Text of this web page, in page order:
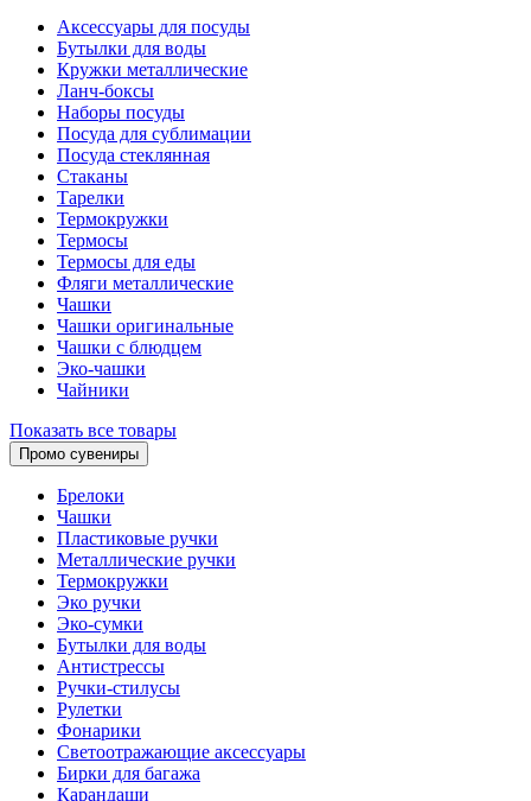
Аксессуары для посуды
Бутылки для воды
Кружки металлические
Ланч-боксы
Наборы посуды
Посуда для сублимации
Посуда стеклянная
Стаканы
Тарелки
Термокружки
Термосы
Термосы для еды
Фляги металлические
Чашки
Чашки оригинальные
Чашки с блюдцем
Эко-чашки
Чайники
Показать все товары
Промо сувениры
Брелоки
Чашки
Пластиковые ручки
Металлические ручки
Термокружки
Эко ручки
Эко-сумки
Бутылки для воды
Антистрессы
Ручки-стилусы
Рулетки
Фонарики
Светоотражающие аксессуары
Бирки для багажа
Карандаши